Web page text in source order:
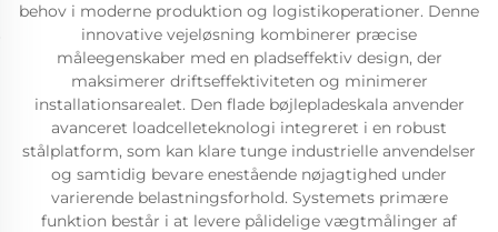
behov i moderne produktion og logistikoperationer. Denne
innovative vejeløsning kombinerer præcise
måleegenskaber med en pladseffektiv design, der
maksimerer driftseffektiviteten og minimerer
installationsarealet. Den flade bøjlepladeskala anvender
avanceret loadcelleteknologi integreret i en robust
stålplatform, som kan klare tunge industrielle anvendelser
og samtidig bevare enestående nøjagtighed under
varierende belastningsforhold. Systemets primære
funktion består i at levere pålidelige vægtmålinger af